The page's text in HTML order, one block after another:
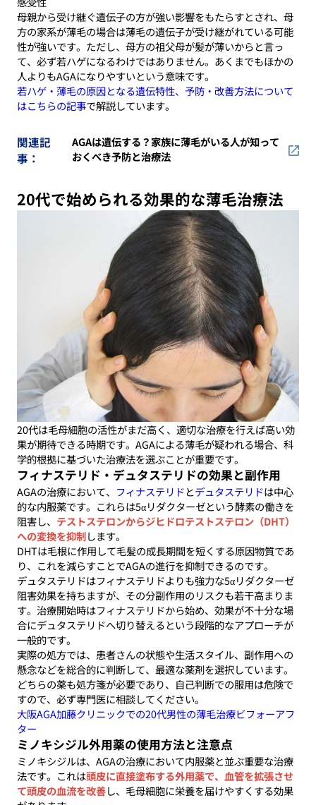
母親から受け継ぐ遺伝子の方が強い影響をもたらすとされ、母
方の家系が薄毛の場合は薄毛の遺伝子が受け継がれている可能
性が強いです。ただし、母方の祖父母が髪が薄いからと言っ
て、必ず若ハゲになるわけではありません。あくまでもほかの
人よりもAGAになりやすいという意味です。
若ハゲ・薄毛の原因となる遺伝特性、予防・改善方法について
はこちらの記事で解説しています。
関連記
事：
AGAは遺伝する？家族に薄毛がいる人が知って
おくべき予防と治療法
20代で始められる効果的な薄毛治療法
20代は毛母細胞の活性がまだ高く、適切な治療を行えば高い効
果が期待できる時期です。AGAによる薄毛が疑われる場合、科
学的根拠に基づいた治療法を選ぶことが重要です。
フィナステリド・デュタステリドの効果と副作用
AGAの治療において、 フィナステリドとデュタステリドは中心
的な内服薬です。これらは5αリダクターゼという酵素の働きを
阻害し、 テストステロンからジヒドロテストステロン（DHT）
への変換を抑制します。
DHTは毛根に作用して毛髪の成長期間を短くする原因物質であ
り、これを減らすことでAGAの進行を抑制できるのです。
デュタステリドはフィナステリドよりも強力な5αリダクターゼ
阻害効果を持ちますが、その分副作用のリスクも若干高まりま
す。治療開始時はフィナステリドから始め、効果が不十分な場
合にデュタステリドへ切り替えるという段階的なアプローチが
一般的です。
実際の処方では、患者さんの状態や生活スタイル、副作用への
懸念などを総合的に判断して、最適な薬剤を選択しています。
どちらの薬も処方箋が必要であり、自己判断での服用は危険で
すので、必ず専門医に相談してください。
大阪AGA加藤クリニックでの20代男性の薄毛治療ビフォーアフ
ター
ミノキシジル外用薬の使用方法と注意点
ミノキシジルは、AGAの治療において内服薬と並ぶ重要な治療
法です。これは頭皮に直接塗布する外用薬で、血管を拡張させ
て頭皮の血流を改善し、毛母細胞に栄養を届けやすくする効果